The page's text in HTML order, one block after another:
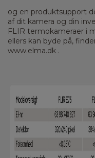
og en produktsupport
af dit kamera og din
FLIR termokameraer i
ellers kan byde på,
www.elma.dk .